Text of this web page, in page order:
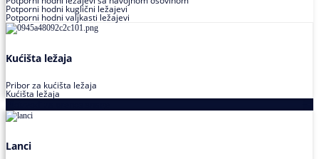
Potporni hodni kuglični ležajevi
Potporni hodni valjkasti ležajevi
Kućišta ležaja
Pribor za kućišta ležaja
Kućišta ležaja
Lanci